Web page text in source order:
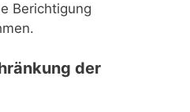
Berichtigung
der